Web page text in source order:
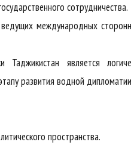
сотрудничества.
международных
является
развития водной
пространства.